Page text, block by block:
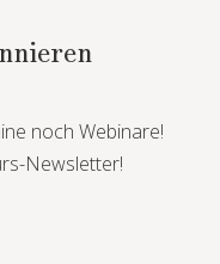
noch Webinare!
Newsletter!